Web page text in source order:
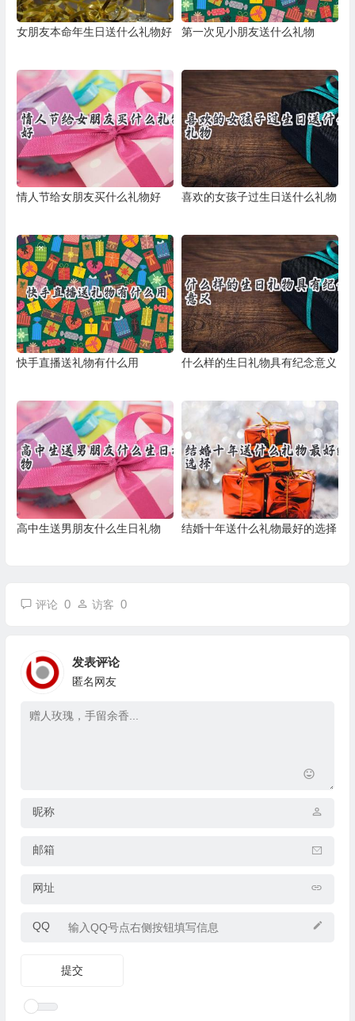
女朋友本命年生日送什么礼物好 第一次见小朋友送什么礼物
情人节给女朋友买什么礼物好 喜欢的女孩子过生日送什么礼物
快手直播送礼物有什么用 什么样的生日礼物具有纪念意义
高中生送男朋友什么生日礼物 结婚十年送什么礼物最好的选择
评论 0 访客 0
发表评论
匿名网友
昵称
邮箱
网址
QQ